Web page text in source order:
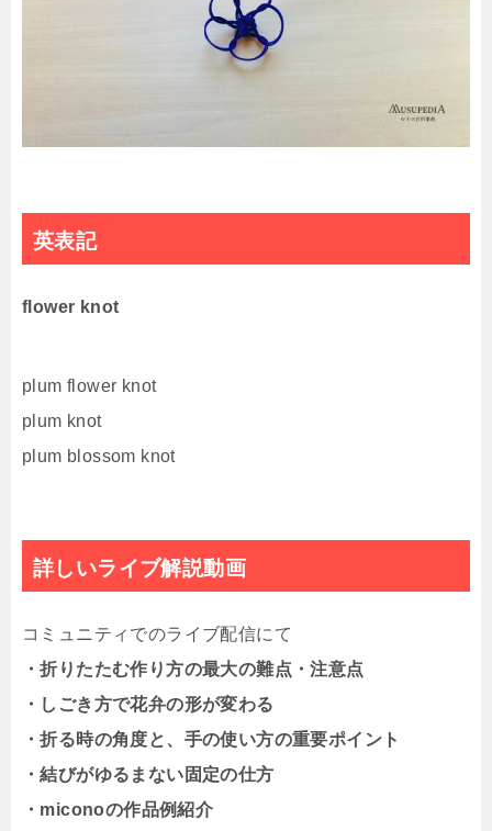
英表記
flower knot
plum flower knot
plum knot
plum blossom knot
詳しいライブ解説動画
コミュニティでのライブ配信にて
・折りたたむ作り方の最大の難点・注意点
・しごき方で花弁の形が変わる
・折る時の角度と、手の使い方の重要ポイント
・結びがゆるまない固定の仕方
・miconoの作品例紹介